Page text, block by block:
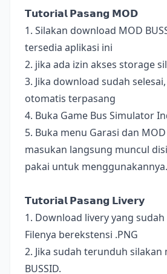
𝗧𝘂𝘁𝗼𝗿𝗶𝗮𝗹 𝗣𝗮𝘀𝗮𝗻𝗴 𝗠𝗢𝗗
1. Silakan download MOD
tersedia aplikasi ini
2. jika ada izin akses storage
3. Jika download sudah
otomatis terpasang
4. Buka Game Bus Simulator
5. Buka menu Garasi dan
masukan langsung muncul
pakai untuk menggunakannya.
𝗧𝘂𝘁𝗼𝗿𝗶𝗮𝗹 𝗣𝗮𝘀𝗮𝗻𝗴 𝗟𝗶𝘃𝗲𝗿𝘆
1. Download livery yang
Filenya berekstensi .PNG
2. Jika sudah terunduh silakan
BUSSID.